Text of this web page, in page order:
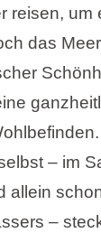
reisen, um
das
– im
allein
–